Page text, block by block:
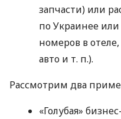
запчасти) или
по Украинее
номеров в
авто и т. п.).
Рассмотрим два
«Голубая»